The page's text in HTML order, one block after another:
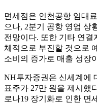
면세점은 인천공항 임대
으나, 2분기 공항 영업 상
전망이다. 또한 기타 연결
체적으로 부진할 것으로
소비의 증가로 매출 성장
NH투자증권은 신세계에
표주가 27만 원을 제시했
로나19 장기화로 인한 면